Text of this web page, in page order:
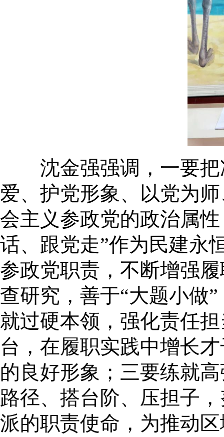
沈金强强调，一要把
爱、护党形象、以党为
会主义参政党的政治属
话、跟党走”作为民建永
参政党职责，不断增强
查研究，善于“大题小做
就过硬本领，强化责任
台，在履职实践中增长
的良好形象；三要练就
路径、搭台阶、压担子
派的职责使命，为推动